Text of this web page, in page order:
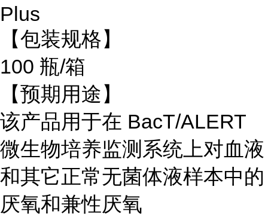
Plus
【包装规格】
100 瓶/箱
【预期用途】
该产品用于在 BacT/ALERT
微生物培养监测系统上对血液
和其它正常无菌体液样本中的
厌氧和兼性厌氧